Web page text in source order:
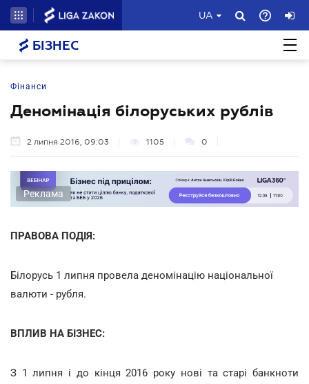
UA
БІЗНЕС
Фінанси
Деномінація білоруських рублів
2 липня 2016, 09:03 1105 0
Реклама
ПРАВОВА ПОДІЯ:
Білорусь 1 липня провела деномінацію національної
валюти - рубля.
ВПЛИВ НА БІЗНЕС:
З 1 липня і до кінця 2016 року нові та старі банкноти